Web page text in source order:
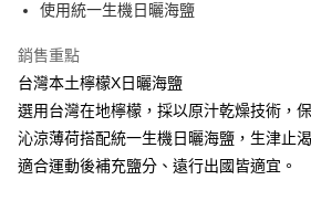
Apple Pay
街口支付
悠遊付
Google Pay
使用統一生機日曬海鹽
銷售重點
台灣本土檸檬X日曬海鹽
選用台灣在地檸檬，採以原汁乾燥技術，
沁涼薄荷搭配統一生機日曬海鹽，生津止
適合運動後補充鹽分、遠行出國皆適宜。